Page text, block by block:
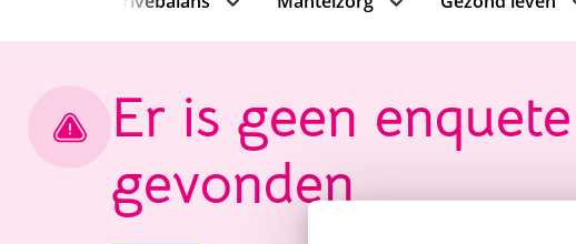
toon
toon
Er is geen enquete
gevonden